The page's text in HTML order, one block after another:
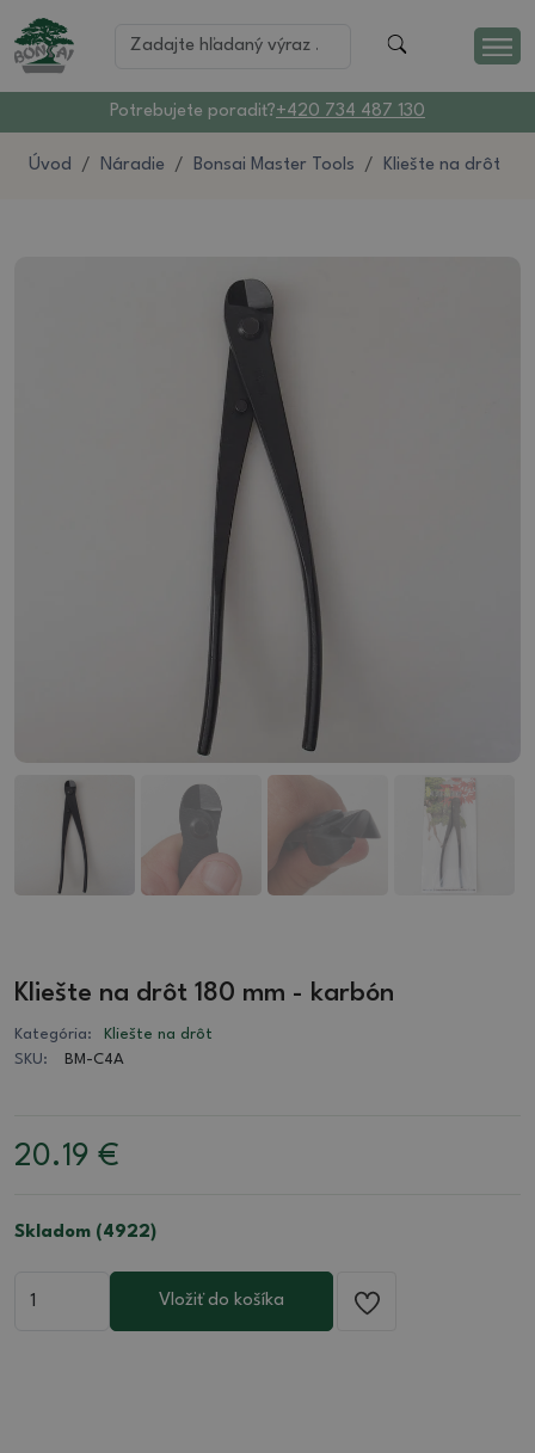
Potrebujete poradiť?+420 734 487 130
Úvod Náradie Bonsai Master Tools Kliešte na drôt
Kliešte na drôt 180 mm - karbón
Kategória:
Kliešte na drôt
SKU:
BM-C4A
20.19 €
Skladom (4922)
Vložiť do košíka